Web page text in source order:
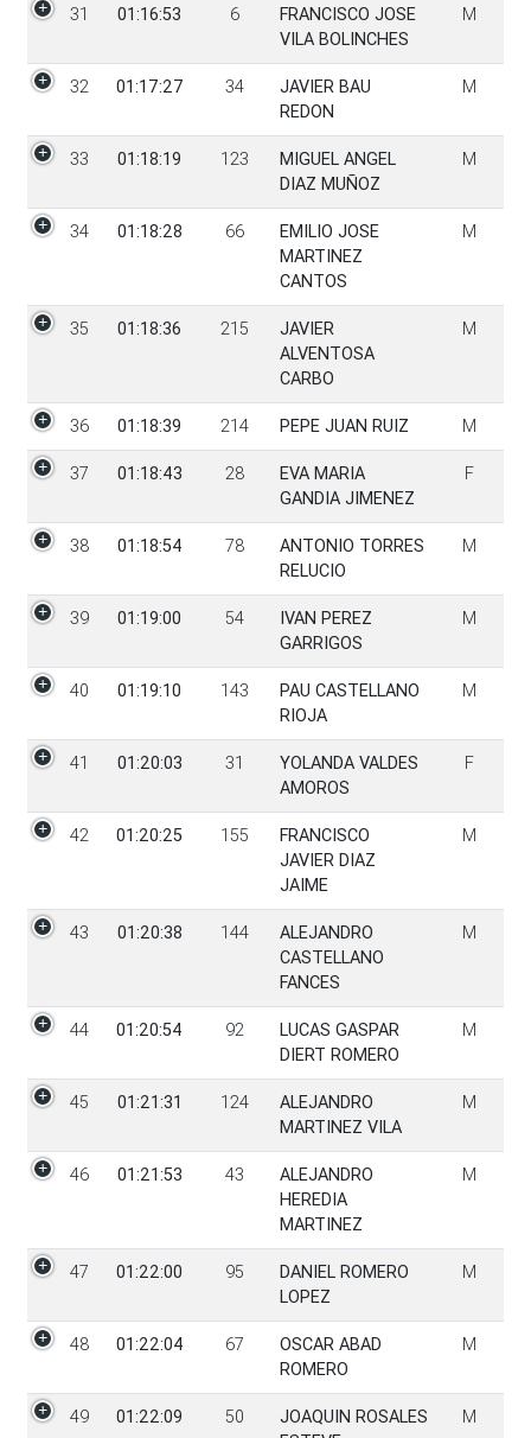
31 01:16:53 6
FRANCISCO JOSE
VILA BOLINCHES
M
32 01:17:27 34
JAVIER BAU
REDON
M
33 01:18:19 123
MIGUEL ANGEL
DIAZ MUÑOZ
M
34 01:18:28 66
EMILIO JOSE
MARTINEZ
CANTOS
M
35 01:18:36 215
JAVIER
ALVENTOSA
CARBO
M
36 01:18:39 214 PEPE JUAN RUIZ M
37 01:18:43 28
EVA MARIA
GANDIA JIMENEZ
F
38 01:18:54 78
ANTONIO TORRES
RELUCIO
M
39 01:19:00 54
IVAN PEREZ
GARRIGOS
M
40 01:19:10 143
PAU CASTELLANO
RIOJA
M
41 01:20:03 31
YOLANDA VALDES
AMOROS
F
42 01:20:25 155
FRANCISCO
JAVIER DIAZ
JAIME
M
43 01:20:38 144
ALEJANDRO
CASTELLANO
FANCES
M
44 01:20:54 92
LUCAS GASPAR
DIERT ROMERO
M
45 01:21:31 124
ALEJANDRO
MARTINEZ VILA
M
46 01:21:53 43
ALEJANDRO
HEREDIA
MARTINEZ
M
47 01:22:00 95
DANIEL ROMERO
LOPEZ
M
48 01:22:04 67
OSCAR ABAD
ROMERO
M
49 01:22:09 50
JOAQUIN ROSALES
M